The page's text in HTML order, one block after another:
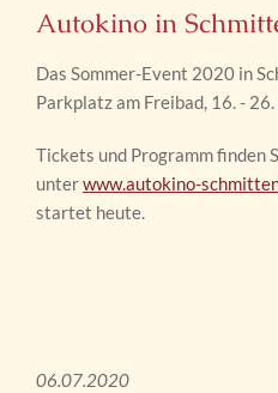
Autokino in
Das Sommer-Event 2020 in
Parkplatz am Freibad, 16. -
Tickets und Programm finden
unterwww.autokino-
startet heute.
06.07.2020